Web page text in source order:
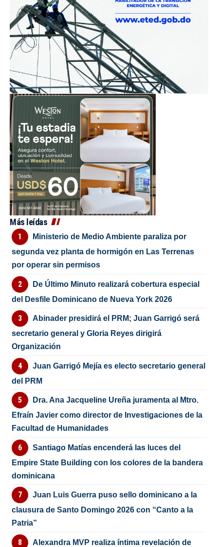
Más leídas
Ministerio de Medio Ambiente paraliza por
segunda vez planta de hormigón en Las Terrenas
por operar sin permisos
De Último Minuto realizará cobertura especial
del Desfile Dominicano de Nueva York 2026
Abinader presidirá el PRM; Juan Garrigó será
secretario general y Gloria Reyes dirigirá
Organización
Juan Garrigó Mejía es electo secretario general
del PRM
Dra. Ana Jacqueline Ureña juramenta al Mtro.
Efraín Javier como director de Investigaciones de la
Facultad de Humanidades
Santiago Matías encenderá las luces del
Empire State Building con los colores de la bandera
dominicana
Juan Luis Guerra puso sello dominicano a la
clausura de Santo Domingo 2026 con “Canto a la
Patria”
Alexandra MVP realiza íntima revelación de